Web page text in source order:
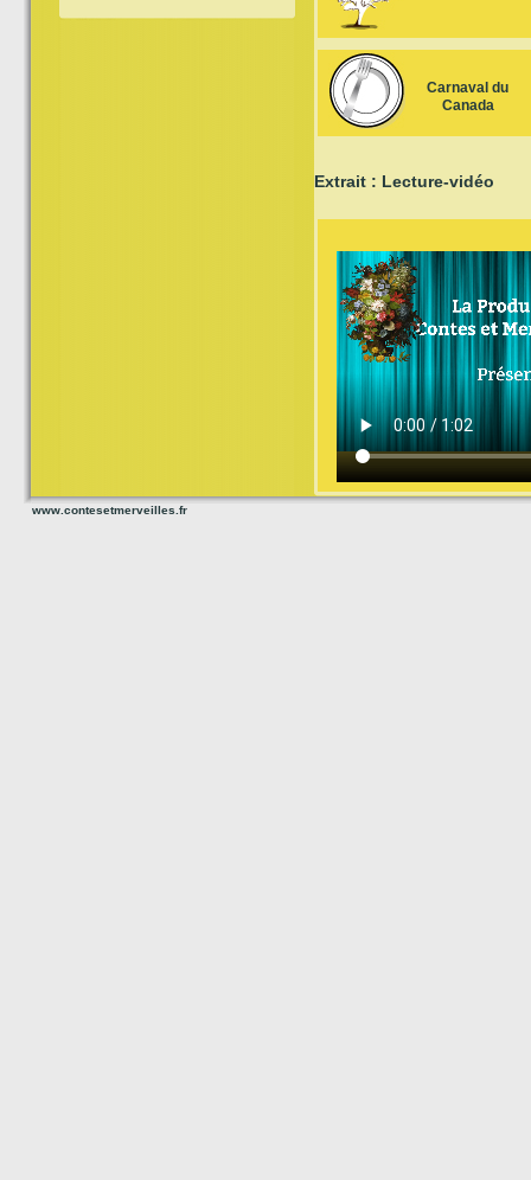
Carnaval du
Canada
Extrait : Lecture-vidéo
www.contesetmerveilles.fr